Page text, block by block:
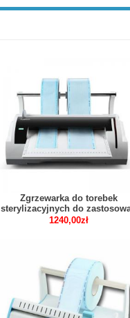
Zgrzewarka do torebek
sterylizacyjnych do
stomatologicznych
1240,00zł